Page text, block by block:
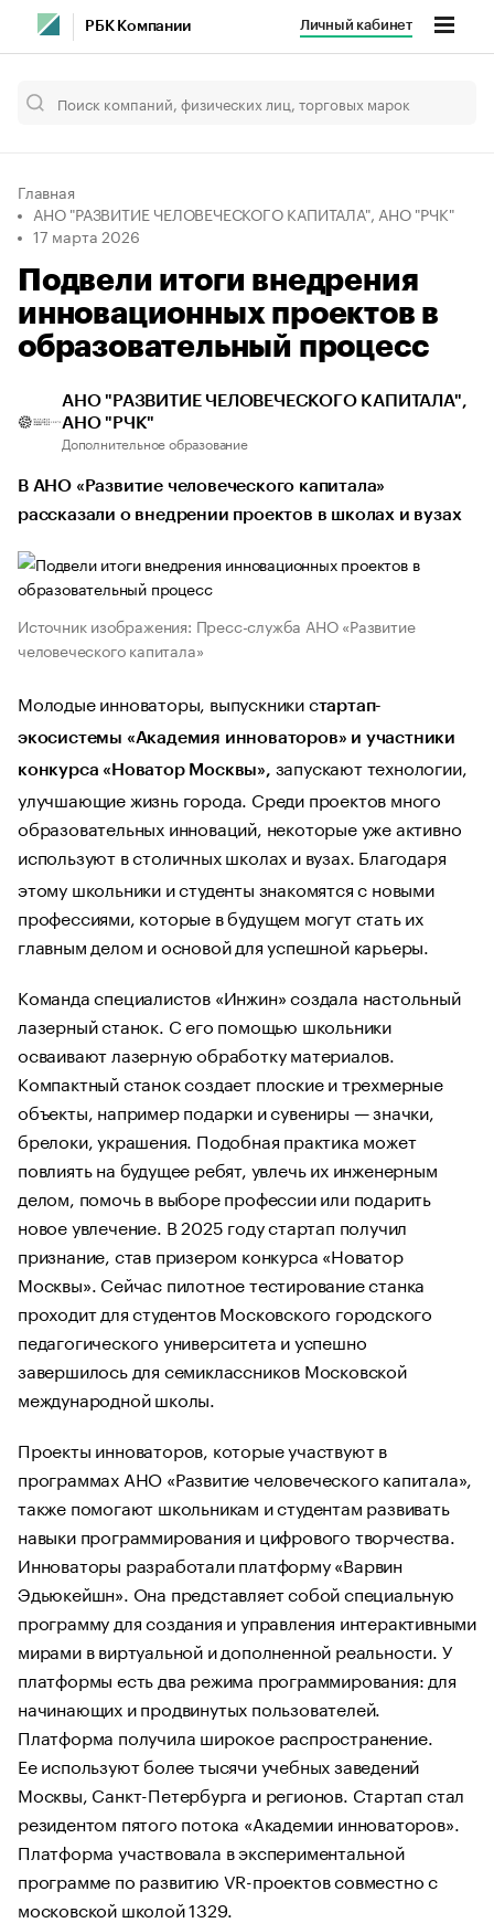
РБК Компании Личный кабинет
Главная
АНО "РАЗВИТИЕ ЧЕЛОВЕЧЕСКОГО КАПИТАЛА", АНО "РЧК"
17 марта 2026
Подвели итоги внедрения
инновационных проектов в
образовательный процесс
АНО "РАЗВИТИЕ ЧЕЛОВЕЧЕСКОГО КАПИТАЛА",
АНО "РЧК"
Дополнительное образование
В АНО «Развитие человеческого капитала»
рассказали о внедрении проектов в школах и вузах
Источник изображения: Пресс-служба АНО «Развитие
человеческого капитала»
Молодые инноваторы, выпускники стартап-
экосистемы «Академия инноваторов» и участники
конкурса «Новатор Москвы», запускают технологии,
улучшающие жизнь города. Среди проектов много
образовательных инноваций, некоторые уже активно
используют в столичных школах и вузах. Благодаря
этому школьники и студенты знакомятся с новыми
профессиями, которые в будущем могут стать их
главным делом и основой для успешной карьеры.
Команда специалистов «Инжин» создала настольный
лазерный станок. С его помощью школьники
осваивают лазерную обработку материалов.
Компактный станок создает плоские и трехмерные
объекты, например подарки и сувениры — значки,
брелоки, украшения. Подобная практика может
повлиять на будущее ребят, увлечь их инженерным
делом, помочь в выборе профессии или подарить
новое увлечение. В 2025 году стартап получил
признание, став призером конкурса «Новатор
Москвы». Сейчас пилотное тестирование станка
проходит для студентов Московского городского
педагогического университета и успешно
завершилось для семиклассников Московской
международной школы.
Проекты инноваторов, которые участвуют в
программах АНО «Развитие человеческого капитала»,
также помогают школьникам и студентам развивать
навыки программирования и цифрового творчества.
Инноваторы разработали платформу «Варвин
Эдьюкейшн». Она представляет собой специальную
программу для создания и управления интерактивными
мирами в виртуальной и дополненной реальности. У
платформы есть два режима программирования: для
начинающих и продвинутых пользователей.
Платформа получила широкое распространение.
Ее используют более тысячи учебных заведений
Москвы, Санкт-Петербурга и регионов. Стартап стал
резидентом пятого потока «Академии инноваторов».
Платформа участвовала в экспериментальной
программе по развитию VR-проектов совместно с
московской школой 1329.